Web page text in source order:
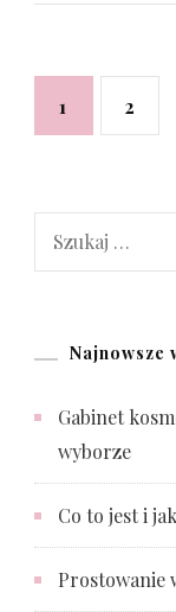
Page
1 Page
2
Szukaj:
Najnowsze
Gabinet
wyborze
Co to jest i
Prostowanie